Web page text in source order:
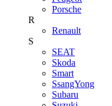
Porsche
R
Renault
S
SEAT
Skoda
Smart
SsangYong
Subaru